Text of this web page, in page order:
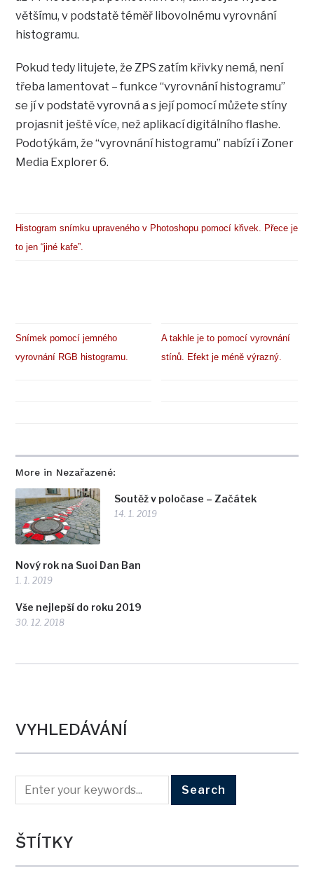
More in Nezařazené:
Soutěž v poločase – Začátek
14. 1. 2019
Nový rok na Suoi Dan Ban
1. 1. 2019
Vše nejlepší do roku 2019
30. 12. 2018
většímu, v podstatě téměř libovolnému vyrovnání
histogramu.
Pokud tedy litujete, že ZPS zatím křivky nemá, není
třeba lamentovat – funkce “vyrovnání histogramu”
se jí v podstatě vyrovná a s její pomocí můžete stíny
projasnit ještě více, než aplikací digitálního flashe.
Podotýkám, že “vyrovnání histogramu” nabízí i Zoner
Media Explorer 6.
Histogram snímku upraveného v Photoshopu pomocí křivek. Přece je
to jen “jiné kafe”.
Snímek pomocí jemného
vyrovnání RGB histogramu.
A takhle je to pomocí vyrovnání
stínů. Efekt je méně výrazný.
VYHLEDÁVÁNÍ
ŠTÍTKY